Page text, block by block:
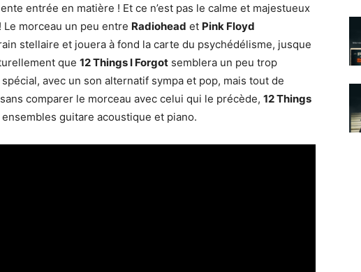
entrée en matière ! Et ce n’est pas le calme et majestueux
morceau un peu entre Radiohead et Pink Floyd
stellaire et jouera à fond la carte du psychédélisme, jusque
que 12 Things I Forgot semblera un peu trop
spécial, avec un son alternatif sympa et pop, mais tout de
comparer le morceau avec celui qui le précède, 12 Things
guitare acoustique et piano.